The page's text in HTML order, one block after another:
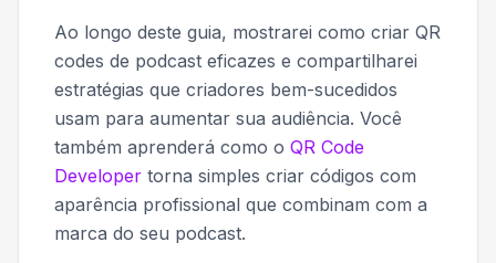
Ao longo deste guia, mostrarei como criar QR
codes de podcast eficazes e compartilharei
estratégias que criadores bem-sucedidos
usam para aumentar sua audiência. Você
também aprenderá como o QR Code
Developer torna simples criar códigos com
aparência profissional que combinam com a
marca do seu podcast.